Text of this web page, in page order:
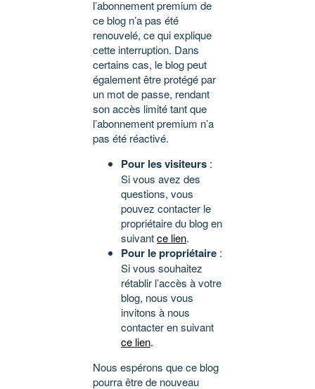
l’abonnement premium de
ce blog n’a pas été
renouvelé, ce qui explique
cette interruption. Dans
certains cas, le blog peut
également être protégé par
un mot de passe, rendant
son accès limité tant que
l’abonnement premium n’a
pas été réactivé.
Pour les visiteurs :
Si vous avez des
questions, vous
pouvez contacter le
propriétaire du blog en
suivantce lien.
Pour le propriétaire :
Si vous souhaitez
rétablir l’accès à votre
blog, nous vous
invitons à nous
contacter en suivant
ce lien.
Nous espérons que ce blog
pourra être de nouveau